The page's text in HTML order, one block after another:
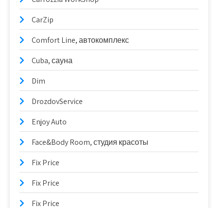
CarZip
Comfort Line, автокомплекс
Cuba, сауна
Dim
DrozdovService
Enjoy Auto
Face&Body Room, студия красоты
Fix Price
Fix Price
Fix Price